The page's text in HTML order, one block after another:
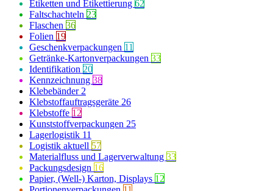
Etiketten und Etikettierung 62
Faltschachteln 23
Flaschen 36
Folien 19
Geschenkverpackungen 11
Getränke-Kartonverpackungen 33
Identifikation 20
Kennzeichnung 38
Klebebänder 2
Klebstoffauftragsgeräte 26
Klebstoffe 12
Kunststoffverpackungen 25
Lagerlogistik 11
Logistik aktuell 57
Materialfluss und Lagerverwaltung 33
Packungsdesign 16
Papier, (Well-) Karton, Displays 12